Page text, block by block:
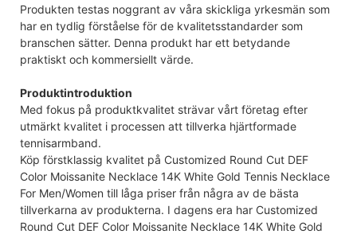
Produkten testas noggrant av våra skickliga yrkesmän som
har en tydlig förståelse för de kvalitetsstandarder som
branschen sätter. Denna produkt har ett betydande
praktiskt och kommersiellt värde.
Produktintroduktion
Med fokus på produktkvalitet strävar vårt företag efter
utmärkt kvalitet i processen att tillverka hjärtformade
tennisarmband.
Köp förstklassig kvalitet på Customized Round Cut DEF
Color Moissanite Necklace 14K White Gold Tennis Necklace
For Men/Women till låga priser från några av de bästa
tillverkarna av produkterna. I dagens era har Customized
Round Cut DEF Color Moissanite Necklace 14K White Gold